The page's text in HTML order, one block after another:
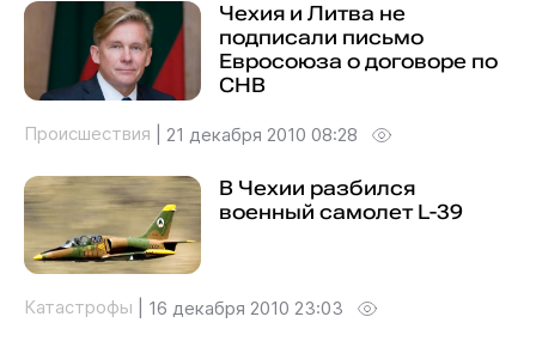
Чехия и Литва не
подписали письмо
Евросоюза о договоре по
СНВ
Происшествия 21 декабря 2010 08:28
В Чехии разбился
военный самолет L-39
Катастрофы 16 декабря 2010 23:03